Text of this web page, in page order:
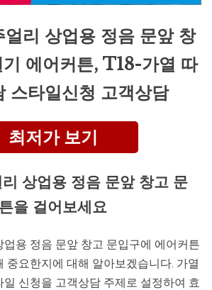
얼리 상업용 정음 문앞 창
에어커튼, T18-가열 따
스타일신청 고객상담
최저가 보기
상업용 정음 문앞 창고 문
을 걸어보세요
용 정음 문앞 창고 문입구에 에어커튼
중요한지에 대해 알아보겠습니다. 가열
신청을 고객상담 주제로 설정하여 효